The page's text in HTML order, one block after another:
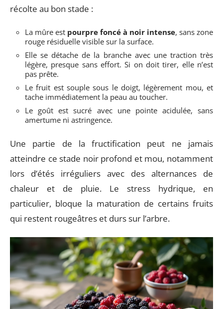
récolte au bon stade :
La mûre est pourpre foncé à noir intense, sans zone
rouge résiduelle visible sur la surface.
Elle se détache de la branche avec une traction très
légère, presque sans effort. Si on doit tirer, elle n’est
pas prête.
Le fruit est souple sous le doigt, légèrement mou, et
tache immédiatement la peau au toucher.
Le goût est sucré avec une pointe acidulée, sans
amertume ni astringence.
Une partie de la fructification peut ne jamais
atteindre ce stade noir profond et mou, notamment
lors d’étés irréguliers avec des alternances de
chaleur et de pluie. Le stress hydrique, en
particulier, bloque la maturation de certains fruits
qui restent rougeâtres et durs sur l’arbre.